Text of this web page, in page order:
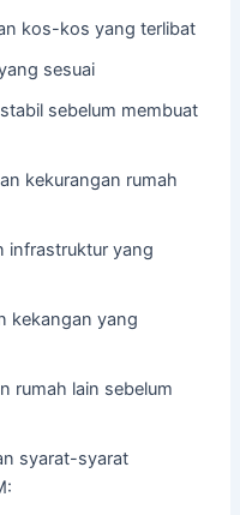
kos-kos yang terlibat
sesuai
sebelum membuat
kekurangan rumah
infrastruktur yang
kekangan yang
rumah lain sebelum
syarat-syarat